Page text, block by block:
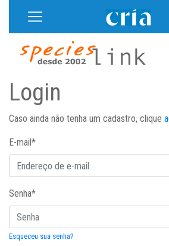
Login
Caso ainda não tenha um cadastro, clique
E-mail*
Senha*
Esqueceu sua senha?